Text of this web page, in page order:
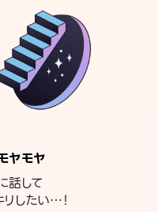
ヤモヤ
話して
リしたい…！